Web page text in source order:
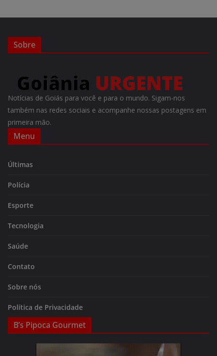
Sobre
Notícias de Goiás para você e para o mundo. Sigam-nos
também nas redes sociais e acompanhe nossas postagens em
primeira mão.
Menu
Últimas
Polícia
Esporte
Tecnologia
Saúde
Contato
Sobre nós
Política de Privacidade
B’s Pipoca Gourmet